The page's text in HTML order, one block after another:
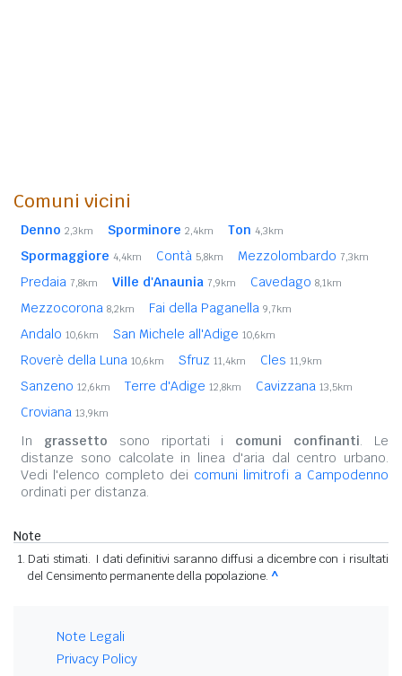
Comuni vicini
Denno 2,3km Sporminore 2,4km Ton 4,3km
Spormaggiore 4,4km Contà 5,8km Mezzolombardo 7,3km
Predaia 7,8km Ville d'Anaunia 7,9km Cavedago 8,1km
Mezzocorona 8,2km Fai della Paganella 9,7km
Andalo 10,6km San Michele all'Adige 10,6km
Roverè della Luna 10,6km Sfruz 11,4km Cles 11,9km
Sanzeno 12,6km Terre d'Adige 12,8km Cavizzana 13,5km
Croviana 13,9km
In grassetto sono riportati i comuni confinanti. Le
distanze sono calcolate in linea d'aria dal centro urbano.
Vedi l'elenco completo dei comuni limitrofi a Campodenno
ordinati per distanza.
Note
Dati stimati. I dati definitivi saranno diffusi a dicembre con i risultati
del Censimento permanente della popolazione. ^
Note Legali
Privacy Policy